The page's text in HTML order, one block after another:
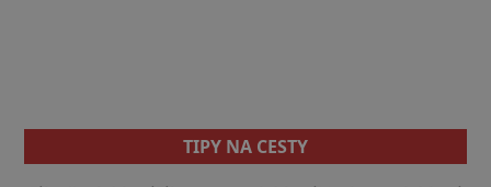
TIPY NA CESTY